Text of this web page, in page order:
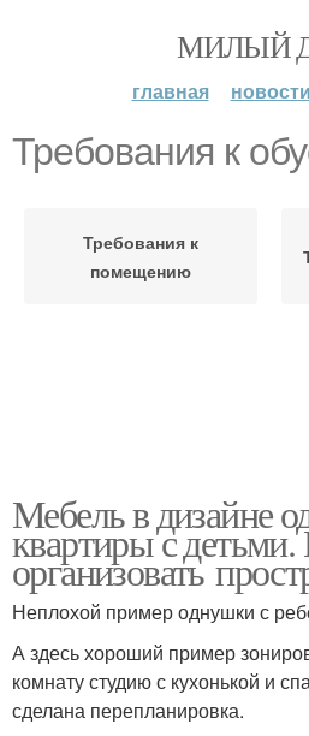
МИЛЫЙ
главная новости
Требования к
Требования к
помещению
Мебель в дизайне
квартиры с
организовать
Неплохой пример однушки с
А здесь хороший пример
комнату студию с кухонькой и
сделана перепланировка.